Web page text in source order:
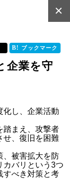
×
ブックマーク
企業を守
化し、企業活動
踏まえ、攻撃者
せ、復旧を困難
、被害拡大を防
カバリという3つ
すべき対策と考